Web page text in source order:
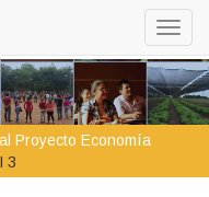
Proyecto Economía
3